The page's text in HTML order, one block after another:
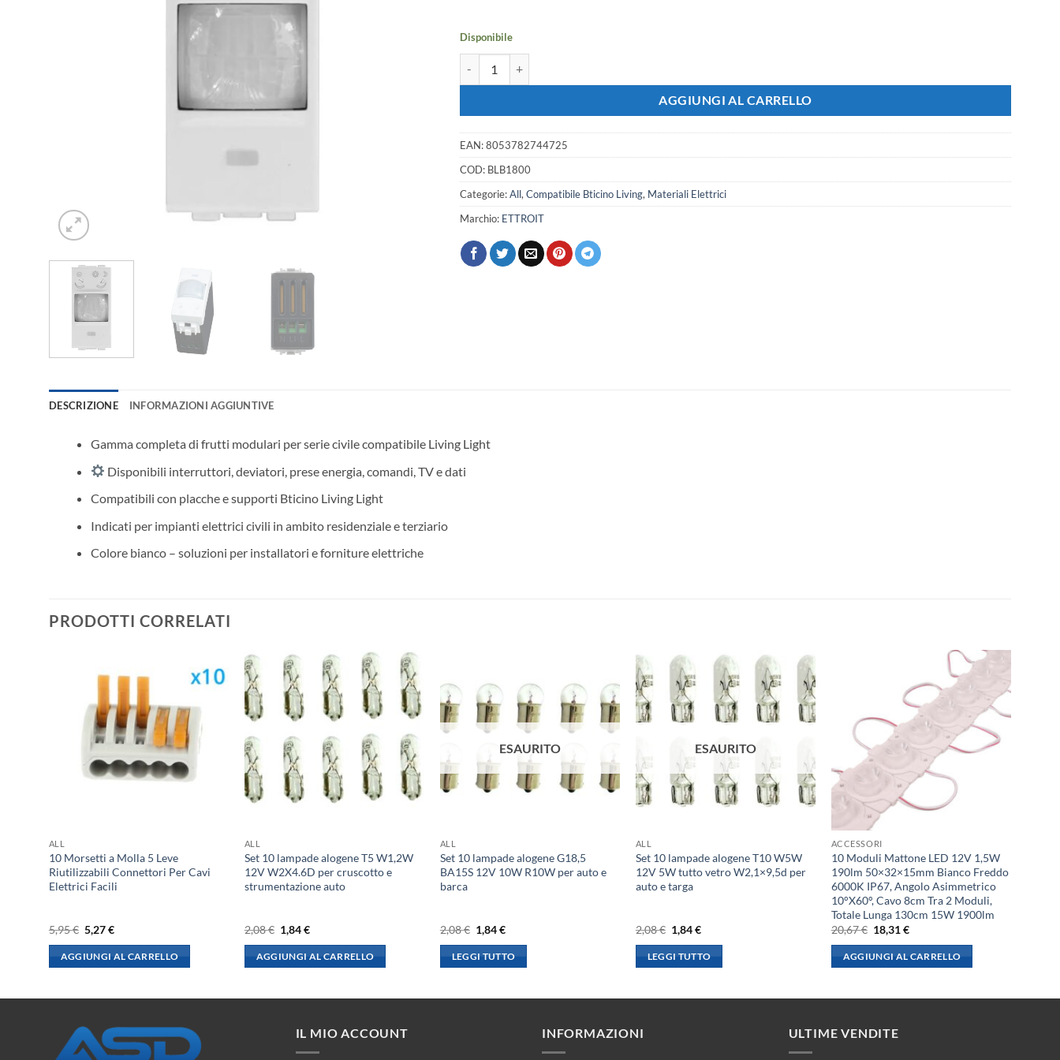
Disponibile
AGGIUNGI AL CARRELLO
EAN:8053782744725
COD: BLB1800
Categorie:All, Compatibile Bticino Living, Materiali Elettrici
Marchio: ETTROIT
DESCRIZIONE INFORMAZIONI AGGIUNTIVE
Gamma completa di frutti modulari per serie civile compatibile Living Light
Disponibili interruttori, deviatori, prese energia, comandi, TV e dati
Compatibili con placche e supporti Bticino Living Light
Indicati per impianti elettrici civili in ambito residenziale e terziario
Colore bianco – soluzioni per installatori e forniture elettriche
PRODOTTI CORRELATI
ALL
10 Morsetti a Molla 5 Leve
Riutilizzabili Connettori Per Cavi
Elettrici Facili
5,95€ Il
prezzo
originale
era:
5,27€Il
attuale
è:
AGGIUNGI AL CARRELLO
ALL
Set 10 lampade alogene T5 W1,2W
12V W2X4.6D per cruscotto e
strumentazione auto
2,08€ Il
prezzo
originale
era:
1,84€Il
attuale
è:
AGGIUNGI AL CARRELLO
ESAURITO
ALL
Set 10 lampade alogene G18,5
BA15S 12V 10W R10W per auto e
barca
2,08€ Il
prezzo
originale
era:
1,84€Il
attuale
è:
LEGGI TUTTO
ESAURITO
ALL
Set 10 lampade alogene T10 W5W
12V 5W tutto vetro W2,1×9,5d per
auto e targa
2,08€ Il
prezzo
originale
era:
1,84€Il
attuale
è:
LEGGI TUTTO
ACCESSORI
10 Moduli Mattone LED 12V 1,5W
190lm 50×32×15mm Bianco Freddo
6000K IP67, Angolo Asimmetrico
10°X60°, Cavo 8cm Tra 2 Moduli,
Totale Lunga 130cm 15W 1900lm
20,67€ Il
prezzo
originale
era:
18,31€Il
attuale
è:
AGGIUNGI AL CARRELLO
IL MIO ACCOUNT INFORMAZIONI ULTIME VENDITE